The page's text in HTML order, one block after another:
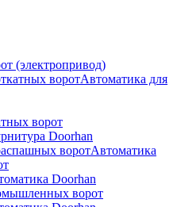
(электропривод)
Автоматика для
ворот
Doorhan
Автоматика
Doorhan
ворот